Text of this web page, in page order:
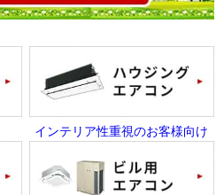
インテリア性重視のお客様向け